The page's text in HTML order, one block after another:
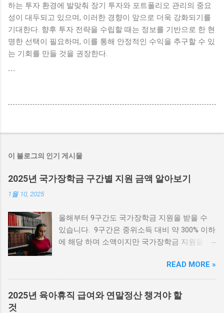
하는 투자 환경에 발맞춰 장기 투자와 포트폴리오 관리의 중요
성이 대두되고 있으며, 이러한 경향이 앞으로 더욱 강화되기를
기대한다. 향후 투자 전략을 수립할 때는 정보를 기반으로 한 현
명한 선택이 필요하며, 이를 통해 안정적인 수익을 추구할 수 있
는 기회를 만들 것을 권장한다.
```
이 블로그의 인기 게시물
2025년 국가장학금 구간별 지원 금액 알아보기
1월 10, 2025
올해부터 9구간도 국가장학금 지원을 받을 수
있습니다. 9구간은 중위소득 대비 약 300% 이하
에 해당 하며 소액이지만 국가장학금 지원을 받
금 신청시기 신청일자 : 2025. 2. 4.(화) ~ 2025.
3. 18.(화) 서류제출 : 2025. 2. 4.(화) ~ 2025. 3.
25.(화) 가구원 동의 : 2025. 2. 4.(화) ~ 2025. 3.
25.(화) * ’25. 2. 21.(금) 18시 이후 서류완료 및
READ MORE »
2025년 육아휴직 급여와 연말정산 챙겨야 할
것